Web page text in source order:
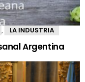
LA INDUSTRIA
Argentina